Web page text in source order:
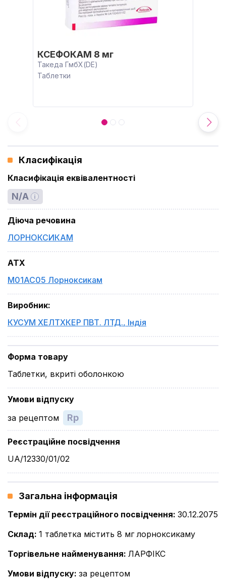
КСЕФОКАМ 8 мг
Такеда ГмбХ(DE)
Таблетки
Класифікація
Класифікація еквівалентності
N/A
Діюча речовина
ЛОРНОКСИКАМ
ATX
M01AC05 Лорноксикам
Виробник:
КУСУМ ХЕЛТХКЕР ПВТ. ЛТД., Індія
Форма товару
Таблетки, вкриті оболонкою
Умови відпуску
за рецептом
Rp
Реєстраційне посвідчення
UA/12330/01/02
Загальна інформація
Термін дії реєстраційного посвідчення: 30.12.2075
Склад: 1 таблетка містить 8 мг лорноксикаму
Торгівельне найменування: ЛАРФІКС
Умови відпуску: за рецептом